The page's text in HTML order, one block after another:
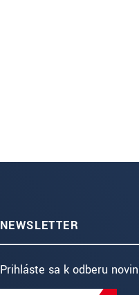
NEWSLETTER
Prihláste sa k odberu